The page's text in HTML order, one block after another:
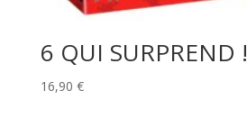
6 QUI SURPREND !
16,90 €